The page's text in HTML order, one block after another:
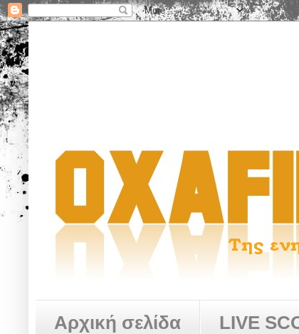
Αρχική σελίδα LIVE